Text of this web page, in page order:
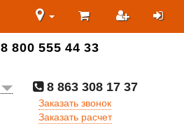
8 800 555 44 33
8 863 308 17 37
Заказать звонок
Заказать расчет